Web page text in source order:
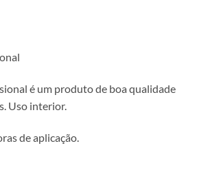
é um produto de boa qualidade
Uso interior.
de aplicação.